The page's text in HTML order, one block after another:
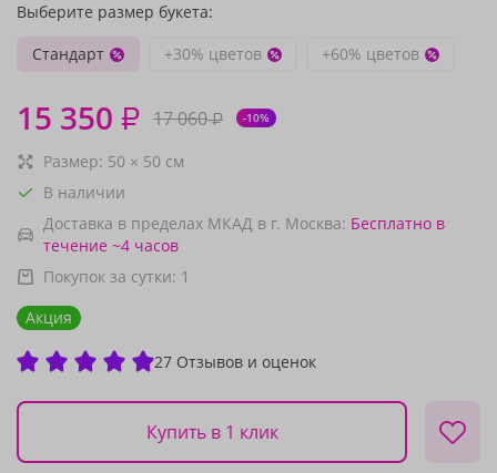
Выберите размер букета:
Стандарт
+30% цветов +60% цветов
15 350 ₽ 17 060₽ -10%
Размер: 50 × 50 см
В наличии
Доставка в пределах МКАД в г. Москва: Бесплатно в
течение ~4 часов
Покупок за сутки: 1
Акция
27 Отзывов и оценок
Купить в 1 клик